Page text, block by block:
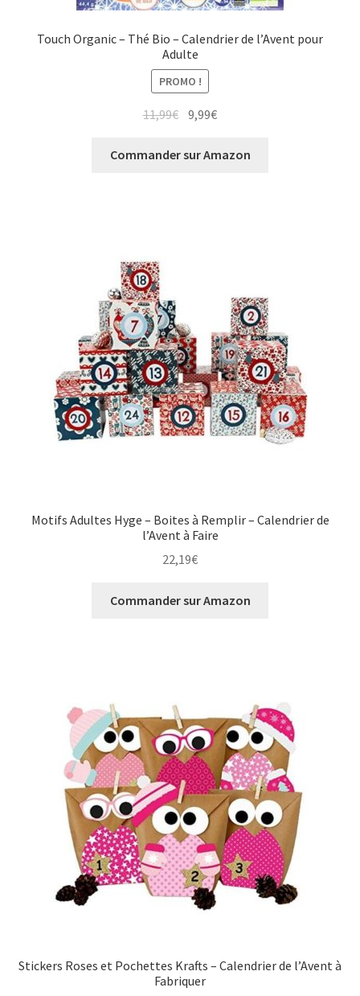
Touch Organic – Thé Bio – Calendrier de l’Avent pour
Adulte
PROMO !
11,99€ 9,99€
Commander sur Amazon
Motifs Adultes Hyge – Boites à Remplir – Calendrier de
l’Avent à Faire
22,19€
Commander sur Amazon
Stickers Roses et Pochettes Krafts – Calendrier de l’Avent à
Fabriquer